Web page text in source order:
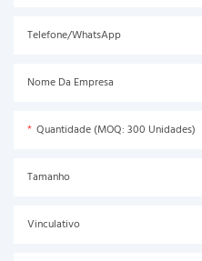
Telefone/WhatsApp
Nome Da Empresa
Quantidade (MOQ: 300 Unidades)
Tamanho
Vinculativo